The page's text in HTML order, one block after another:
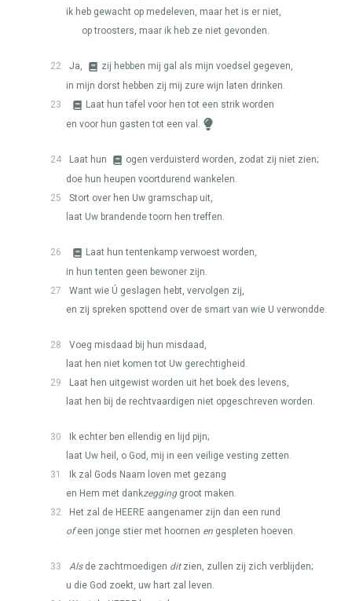
ik heb gewacht op medeleven, maar het is er niet,
op troosters, maar ik heb ze niet gevonden.
22 Ja,
zij hebben mij gal als mijn voedsel gegeven,
in mijn dorst hebben zij mij zure wijn laten drinken.
23
Laat hun tafel voor hen tot een strik worden
en voor hun gasten tot een val.
24 Laat hun
ogen verduisterd worden, zodat zij niet zien;
doe hun heupen voortdurend wankelen.
25
Stort over hen Uw gramschap uit,
laat Uw brandende toorn hen treffen.
26
Laat hun tentenkamp verwoest worden,
in hun tenten geen bewoner zijn.
27
Want wie Ú geslagen hebt, vervolgen zij,
en zij spreken spottend over de smart van wie U verwondde.
28
Voeg misdaad bij hun misdaad,
laat hen niet komen tot Uw gerechtigheid.
29
Laat hen uitgewist worden uit het boek des levens,
laat hen bij de rechtvaardigen niet opgeschreven worden.
30
Ik echter ben ellendig en lijd pijn;
laat Uw heil, o God, mij in een veilige vesting zetten.
31
Ik zal Gods Naam loven met gezang
en Hem met dankzegginggroot maken.
32
Het zal de HEERE aangenamer zijn dan een rund
ofeen jonge stier met hoornen en gespleten hoeven.
33 Alsde zachtmoedigen ditzien, zullen zij zich verblijden;
u die God zoekt, uw hart zal leven.